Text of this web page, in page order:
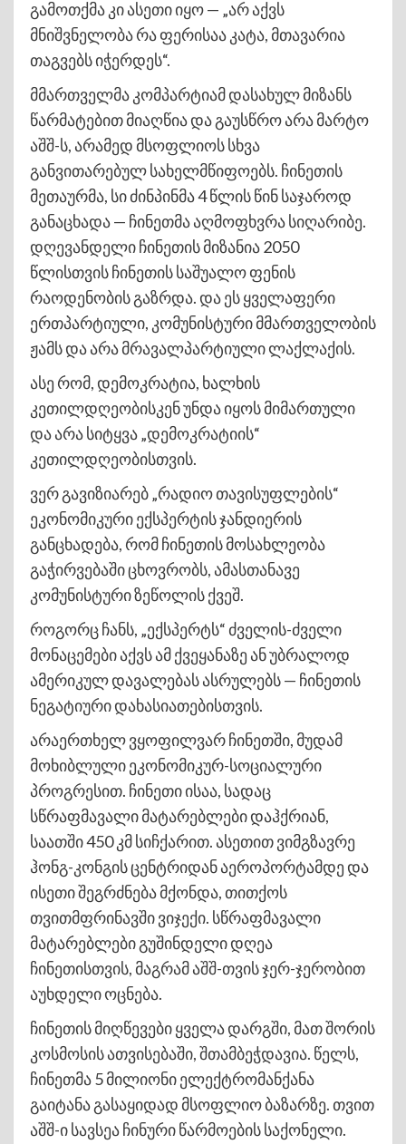
გამოთქმა კი ასეთი იყო — „არ აქვს
მნიშვნელობა რა ფერისაა კატა, მთავარია
თაგვებს იჭერდეს“.
მმართველმა კომპარტიამ დასახულ მიზანს
წარმატებით მიაღწია და გაუსწრო არა მარტო
აშშ-ს, არამედ მსოფლიოს სხვა
განვითარებულ სახელმწიფოებს. ჩინეთის
მეთაურმა, სი ძინპინმა 4 წლის წინ საჯაროდ
განაცხადა — ჩინეთმა აღმოფხვრა სიღარიბე.
დღევანდელი ჩინეთის მიზანია 2050
წლისთვის ჩინეთის საშუალო ფენის
რაოდენობის გაზრდა. და ეს ყველაფერი
ერთპარტიული, კომუნისტური მმართველობის
ჟამს და არა მრავალპარტიული ლაქლაქის.
ასე რომ, დემოკრატია, ხალხის
კეთილდღეობისკენ უნდა იყოს მიმართული
და არა სიტყვა „დემოკრატიის“
კეთილდღეობისთვის.
ვერ გავიზიარებ „რადიო თავისუფლების“
ეკონომიკური ექსპერტის ჯანდიერის
განცხადება, რომ ჩინეთის მოსახლეობა
გაჭირვებაში ცხოვრობს, ამასთანავე
კომუნისტური ზეწოლის ქვეშ.
როგორც ჩანს, „ექსპერტს“ ძველის-ძველი
მონაცემები აქვს ამ ქვეყანაზე ან უბრალოდ
ამერიკულ დავალებას ასრულებს — ჩინეთის
ნეგატიური დახასიათებისთვის.
არაერთხელ ვყოფილვარ ჩინეთში, მუდამ
მოხიბლული ეკონომიკურ-სოციალური
პროგრესით. ჩინეთი ისაა, სადაც
სწრაფმავალი მატარებლები დაჰქრიან,
საათში 450 კმ სიჩქარით. ასეთით ვიმგზავრე
ჰონგ-კონგის ცენტრიდან აეროპორტამდე და
ისეთი შეგრძნება მქონდა, თითქოს
თვითმფრინავში ვიჯექი. სწრაფმავალი
მატარებლები გუშინდელი დღეა
ჩინეთისთვის, მაგრამ აშშ-თვის ჯერ-ჯერობით
აუხდელი ოცნება.
ჩინეთის მიღწევები ყველა დარგში, მათ შორის
კოსმოსის ათვისებაში, შთამბეჭდავია. წელს,
ჩინეთმა 5 მილიონი ელექტრომანქანა
გაიტანა გასაყიდად მსოფლიო ბაზარზე. თვით
აშშ-ი სავსეა ჩინური წარმოების საქონელი.